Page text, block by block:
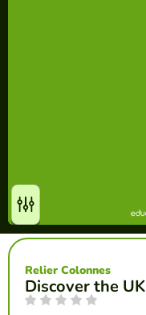
Discover the UK
Relier Colonnes